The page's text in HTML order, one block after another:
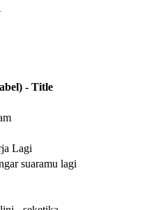
- Title
Lagi
suaramu lagi